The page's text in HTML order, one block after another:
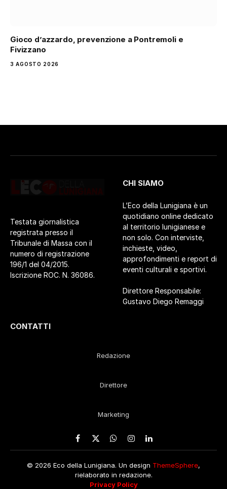
Gioco d’azzardo, prevenzione a Pontremoli e
Fivizzano
3 AGOSTO 2026
Testata giornalistica
registrata presso il
Tribunale di Massa con il
numero di registrazione
196/1 del 04/2015.
Iscrizione ROC. N. 36086.
CHI SIAMO
L’Eco della Lunigiana è un
quotidiano online dedicato
al territorio lunigianese e
non solo. Con interviste,
inchieste, video,
approfondimenti e report di
eventi culturali e sportivi.
Direttore Responsabile:
Gustavo Diego Remaggi
CONTATTI
Redazione
Direttore
Marketing
Facebook
X
WhatsApp
Instagram
LinkedIn
© 2026 Eco della Lunigiana. Un design ThemeSphere,
rielaborato in redazione.
Privacy Policy